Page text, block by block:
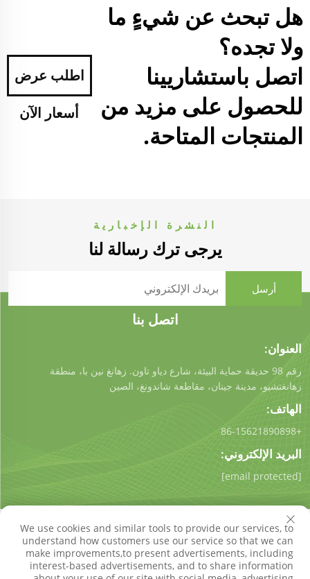
هل تبحث عن شيءٍ ما
ولا تجده؟
اتصل باستشاريينا
للحصول على مزيد من
المنتجات المتاحة.
اطلب عرض
أسعار الآن
النشرة الإخبارية
يرجى ترك رسالة لنا
اتصل بنا
العنوان:
رقم 98 حديقة حماية البيئة، شارع دياو تاون. زهانغ نين با، منطقة
زهانغتشيو، مدينة جينان، مقاطعة شاندونغ، الصين
الهاتف:
+86-15621890898
البريد الإلكتروني:
[email protected]
حقوق النسخ © شركة شاندونغ كيجونغ للتكنولوجيا البيئية المحدودة.
We use cookies and similar tools to provide our services, to
understand how customers use our service so that we can
make improvements,to present advertisements, including
interest-based advertisements, and to share information